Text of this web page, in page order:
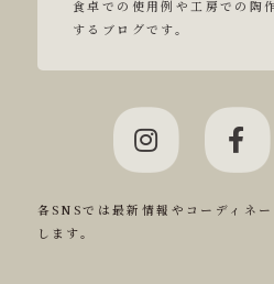
食卓での使用例や工房での陶
するブログです。
各SNSでは最新情報やコーディネ
します。